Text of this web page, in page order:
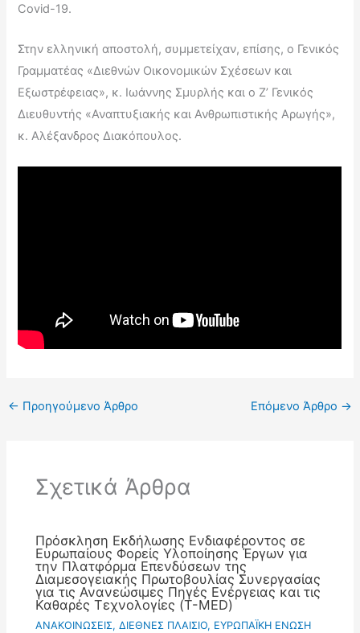
Covid-19.
Στην ελληνική αποστολή, συμμετείχαν, επίσης, ο Γενικός
Γραμματέας «Διεθνών Οικονομικών Σχέσεων και
Εξωστρέφειας», κ. Ιωάννης Σμυρλής και ο Ζ’ Γενικός
Διευθυντής «Αναπτυξιακής και Ανθρωπιστικής Αρωγής»,
κ. Αλέξανδρος Διακόπουλος.
← Προηγούμενο Άρθρο Επόμενο Άρθρο →
Σχετικά Άρθρα
Πρόσκληση Εκδήλωσης Ενδιαφέροντος σε
Ευρωπαίους Φορείς Υλοποίησης Έργων για
την Πλατφόρμα Επενδύσεων της
Διαμεσογειακής Πρωτοβουλίας Συνεργασίας
για τις Ανανεώσιμες Πηγές Ενέργειας και τις
Καθαρές Τεχνολογίες (T-MED)
ΑΝΑΚΟΙΝΩΣΕΙΣ,ΔΙΕΘΝΕΣ ΠΛΑΙΣΙΟ, ΕΥΡΩΠΑΪΚΗ ΕΝΩΣΗ